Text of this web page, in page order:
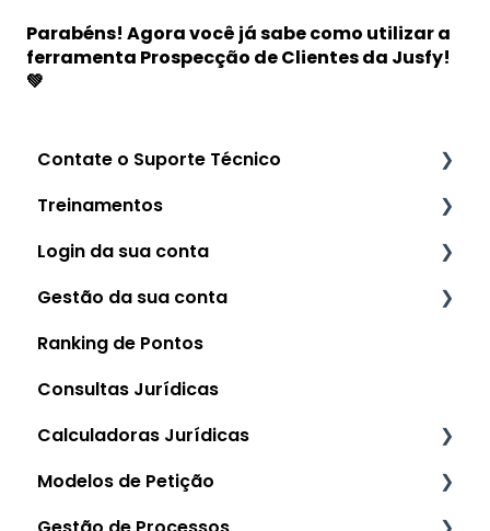
Parabéns! Agora você já sabe como utilizar a
ferramenta Prospecção de Clientes da Jusfy!
💚
Contate o Suporte Técnico
Como contatar o Suporte da Jusfy
Treinamentos
Principais Ferramentas
Login da sua conta
Autenticação em 02 (Duas) Etapas
Como Recuperar a Senha (e alterar os
Gestão da sua conta
Gestão da conta
Como identificar o meu Plano/Assinatura
Ranking de Pontos
Consultas Jurídicas
Calculadoras Jurídicas
Área Generalista
Modelos de Petição